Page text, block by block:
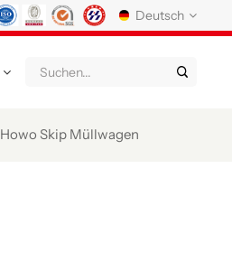
Deutsch
Italiano Español
Howo Skip Müllwagen